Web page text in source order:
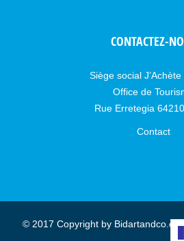
CONTACTEZ-
Siège social
Office de
Rue Erretegia
Contact
© 2017 Copyright by